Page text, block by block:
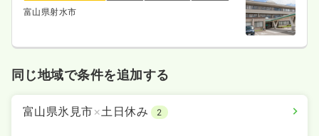
富山県射水市
同じ地域で条件を追加する
富山県氷見市×土日休み 2